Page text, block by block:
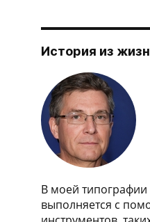
История из
В моей
выполняется с